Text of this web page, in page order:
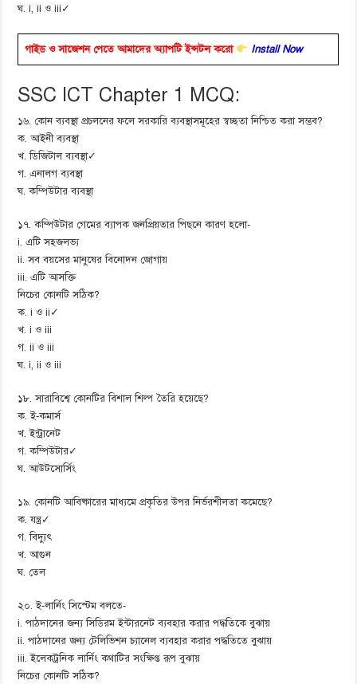
ঘ. i, ii ও iii✓
গাইড ও সাজেশন পেতে আমাদের অ্যাপটি ইন্সটল করো Install Now
SSC ICT Chapter 1 MCQ:
১৬. কোন ব্যবস্থা প্রচলনের ফলে সরকারি ব্যবস্থাসমূহের স্বচ্ছতা নিশ্চিত করা সম্ভব?
ক. আইনী ব্যবস্থা
খ. ডিজিটাল ব্যবস্থা✓
গ. এনালগ ব্যবস্থা
ঘ. কম্পিউটার ব্যবস্থা
১৭. কম্পিউটার গেমের ব্যাপক জনপ্রিয়তার পিছনে কারণ হলো-
i. এটি সহজলভ্য
ii. সব বয়সের মানুষের বিনোদন জোগায়
iii. এটি আসক্তি
নিচের কোনটি সঠিক?
ক. i ও ii✓
খ. i ও iii
গ. ii ও iii
ঘ. i, ii ও iii
১৮. সারাবিশ্বে কোনটির বিশাল শিল্প তৈরি হয়েছে?
ক. ই-কমার্স
খ. ইন্ট্রানেট
গ. কম্পিউটার✓
ঘ. আউটসোর্সিং
১৯. কোনটি আবিষ্কারের মাধ্যমে প্রকৃতির উপর নির্ভরশীলতা কমেছে?
ক. যন্ত্র✓
গ. বিদ্যুৎ
খ. আগুন
ঘ. তেল
২০. ই-লার্নিং সিস্টেম বলতে-
i. পাঠদানের জন্য সিডিরম ইন্টারনেট ব্যবহার করার পদ্ধতিকে বুঝায়
ii. পাঠদানের জন্য টেলিভিশন চ্যানেল ব্যবহার করার পদ্ধতিতে বুঝায়
iii. ইলেকট্রনিক লার্নিং কথাটির সংক্ষিপ্ত রূপ বুঝায়
নিচের কোনটি সঠিক?